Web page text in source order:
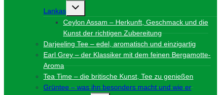
Lankas
Untermenü
umschalten
Ceylon Assam – Herkunft, Geschmack und die
Kunst der richtigen Zubereitung
Darjeeling Tee – edel, aromatisch und einzigartig
Earl Grey – der Klassiker mit dem feinen Bergamotte-
Aroma
Tea Time – die britische Kunst, Tee zu genießen
Grüntee – was ihn besonders macht und wie er